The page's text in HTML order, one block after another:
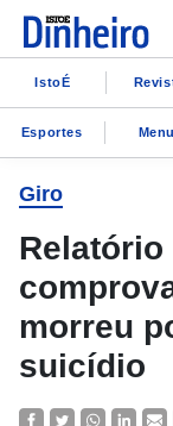
IstoÉ
Esportes Menu
Giro
Relatório
morreu
suicídio